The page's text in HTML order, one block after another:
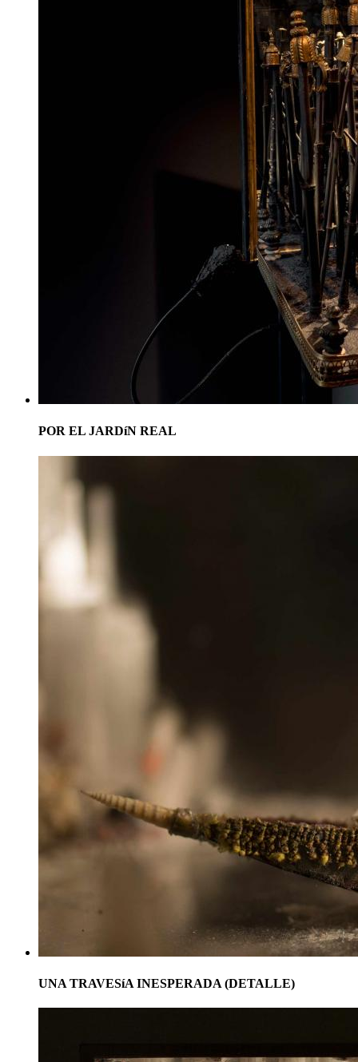
POR EL JARDíN REAL
UNA TRAVESíA INESPERADA (DETALLE)